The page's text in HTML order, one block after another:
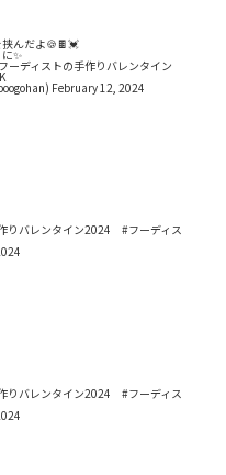
んだよ🍪🍫💓
✨
ーディストの手作りバレンタイン
February 12, 2024
りバレンタイン2024 #フーディス
りバレンタイン2024 #フーディス